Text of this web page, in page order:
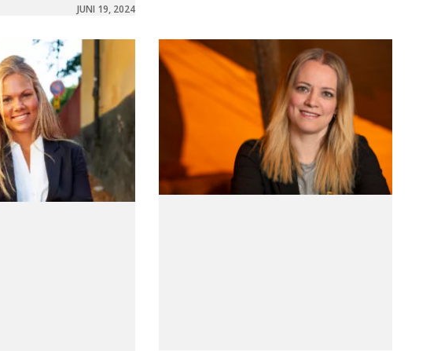
JUNI 19, 2024